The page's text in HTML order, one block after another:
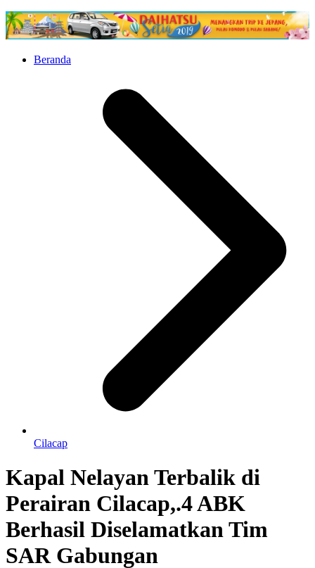
Beranda
Cilacap
Kapal Nelayan Terbalik di
Perairan Cilacap,.4 ABK
Berhasil Diselamatkan Tim
SAR Gabungan